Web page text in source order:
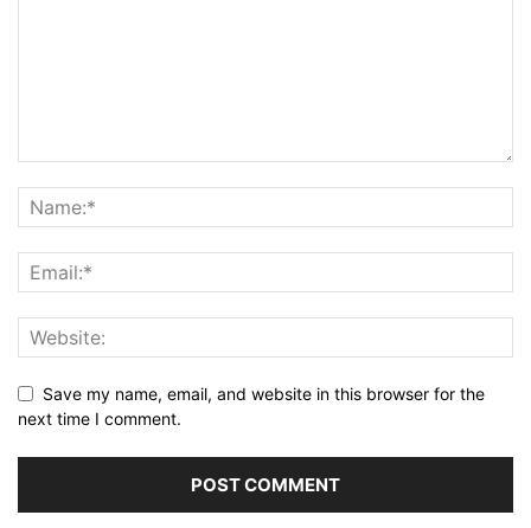
Save my name, email, and website in this browser for the
next time I comment.